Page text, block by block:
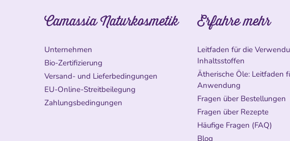
Camassia Naturkosmetik
Unternehmen
Bio-Zertifizierung
Versand- und Lieferbedingungen
EU-Online-Streitbeilegung
Zahlungsbedingungen
Erfahre mehr
Leitfaden für die
Inhaltsstoffen
Ätherische Öle: Leitfaden
Anwendung
Fragen über Bestellungen
Fragen über Rezepte
Häufige Fragen (FAQ)
Blog